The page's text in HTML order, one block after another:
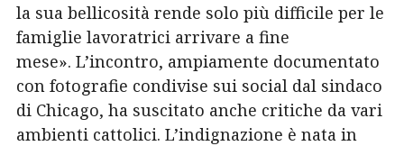
la sua bellicosità rende solo più difficile per le
famiglie lavoratrici arrivare a fine
mese». L’incontro, ampiamente documentato
con fotografie condivise sui social dal sindaco
di Chicago, ha suscitato anche critiche da vari
ambienti cattolici. L’indignazione è nata in